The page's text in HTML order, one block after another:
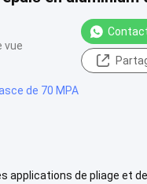
vue
de 70 MPA
applications de pliage et